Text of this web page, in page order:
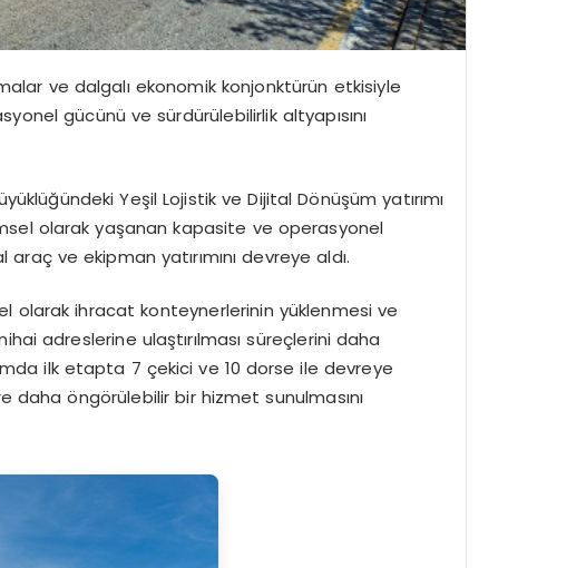
ve dalgalı ekonomik konjonktürün etkisiyle
gücünü ve sürdürülebilirlik altyapısını
Yeşil Lojistik ve Dijital Dönüşüm yatırımı
olarak yaşanan kapasite ve operasyonel
ve ekipman yatırımını devreye aldı.
olarak ihracat konteynerlerinin yüklenmesi ve
adreslerine ulaştırılması süreçlerini daha
ilk etapta 7 çekici ve 10 dorse ile devreye
daha öngörülebilir bir hizmet sunulmasını